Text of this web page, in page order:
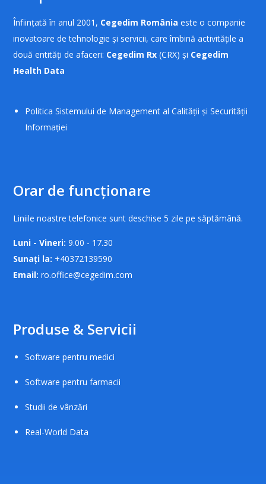
Înființată în anul 2001, Cegedim România este o companie
inovatoare de tehnologie și servicii, care îmbină activitățile a
două entități de afaceri: Cegedim Rx (CRX) și Cegedim
Health Data
Politica Sistemului de Management al Calității și Securității
Informației
Orar de funcționare
Liniile noastre telefonice sunt deschise 5 zile pe săptămână.
Luni - Vineri: 9.00 - 17.30
Sunați la: +40372139590
Email: ro.office@cegedim.com
Produse & Servicii
Software pentru medici
Software pentru farmacii
Studii de vânzări
Real-World Data